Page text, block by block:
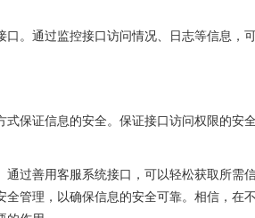
。通过监控接口访问情况、日志等信息，
保证信息的安全。保证接口访问权限的安
过善用客服系统接口，可以轻松获取所需
管理，以确保信息的安全可靠。相信，在